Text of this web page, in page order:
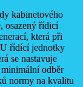
kabinetového
osazený řídicí
která při
řídící jednotky
se nastavuje
odběr
normy na kvalitu